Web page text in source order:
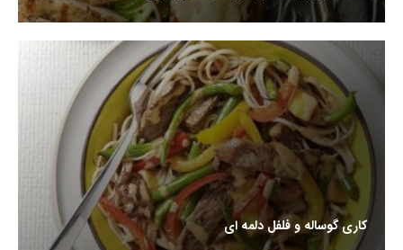
کاری گوساله و فلفل دلمه ای